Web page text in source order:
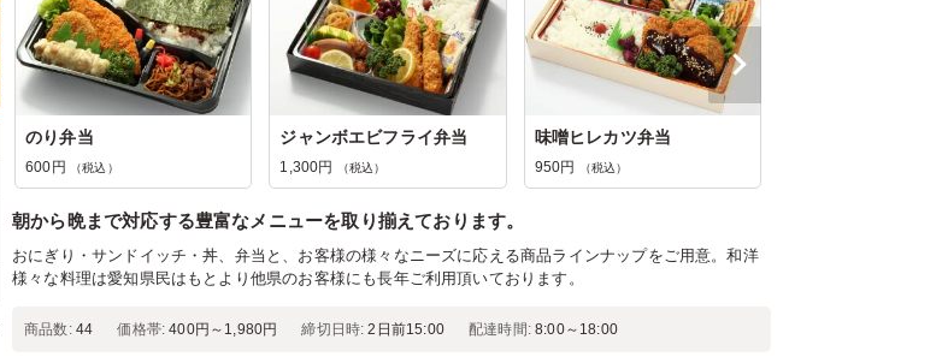
のり弁当
600円 （税込）
ジャンボエビフライ弁当
1,300円 （税込）
味噌ヒレカツ弁当
950円 （税込）
朝から晩まで対応する豊富なメニューを取り揃えております。
おにぎり・サンドイッチ・丼、弁当と、お客様の様々なニーズに応える商品ラインナップをご用意。和洋
様々な料理は愛知県民はもとより他県のお客様にも長年ご利用頂いております。
商品数: 44 価格帯: 400円～1,980円 締切日時: 2日前15:00 配達時間: 8:00～18:00